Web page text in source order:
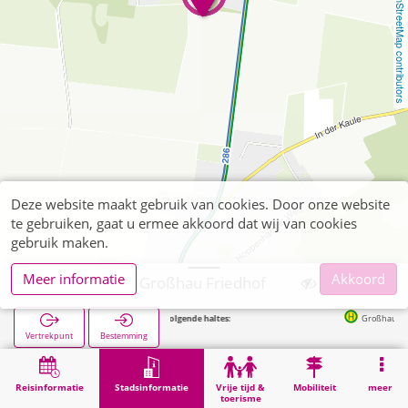
OpenStreetMap contributors
Reisinformatie Stadsinformatie
Vrije tijd &
toerisme
Mobiliteit meer
Hürtgenwald, Großhau Friedhof
Vertrekpunt Bestemming
Volgende haltes: Großhau Kirche in
Stadsinformatie Begraafplaatsen Hürtgenwald, Großhau Friedhof
Deze website maakt gebruik van cookies. Door onze website
te gebruiken, gaat u ermee akkoord dat wij van cookies
gebruik maken.
Meer informatie
Akkoord